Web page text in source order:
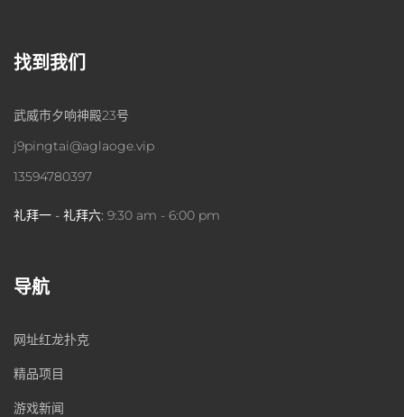
找到我们
武威市夕响神殿23号
j9pingtai@aglaoge.vip
13594780397
礼拜一 - 礼拜六: 9:30 am - 6:00 pm
导航
网址红龙扑克
精品项目
游戏新闻